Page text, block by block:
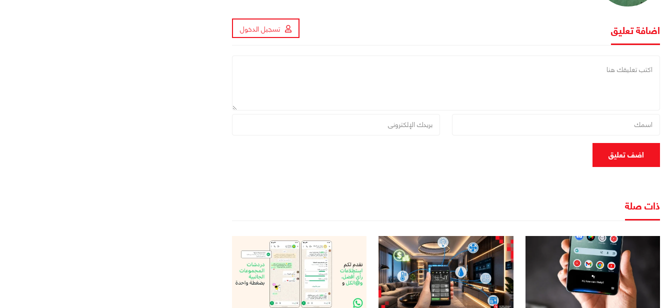
اضافة تعليق تسجيل الدخول
اضف تعليق
ذات صلة